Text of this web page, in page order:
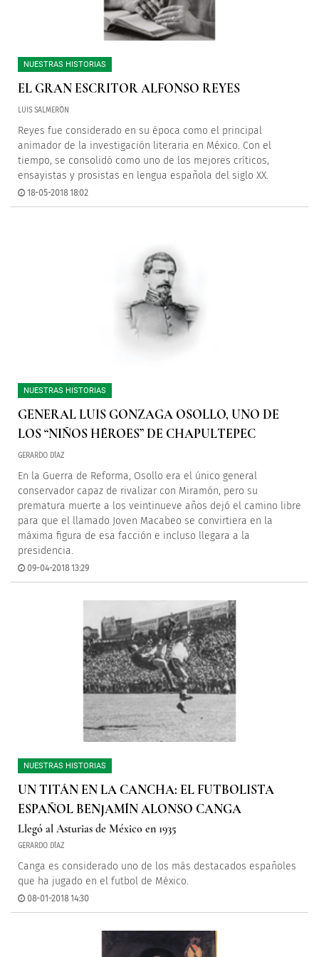
NUESTRAS HISTORIAS
EL GRAN ESCRITOR ALFONSO REYES
LUIS SALMERÓN
Reyes fue considerado en su época como el principal
animador de la investigación literaria en México. Con el
tiempo, se consolidó como uno de los mejores críticos,
ensayistas y prosistas en lengua española del siglo XX.
18-05-2018 18:02
NUESTRAS HISTORIAS
GENERAL LUIS GONZAGA OSOLLO, UNO DE
LOS “NIÑOS HÉROES” DE CHAPULTEPEC
GERARDO DÍAZ
En la Guerra de Reforma, Osollo era el único general
conservador capaz de rivalizar con Miramón, pero su
prematura muerte a los veintinueve años dejó el camino libre
para que el llamado Joven Macabeo se convirtiera en la
máxima figura de esa facción e incluso llegara a la
presidencia.
09-04-2018 13:29
NUESTRAS HISTORIAS
UN TITÁN EN LA CANCHA: EL FUTBOLISTA
ESPAÑOL BENJAMÍN ALONSO CANGA
Llegó al Asturias de México en 1935
GERARDO DÍAZ
Canga es considerado uno de los más destacados españoles
que ha jugado en el futbol de México.
08-01-2018 14:30